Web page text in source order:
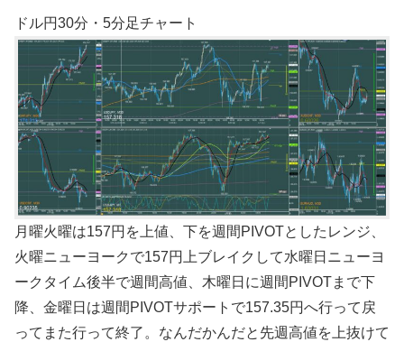
ドル円30分・5分足チャート
月曜火曜は157円を上値、下を週間PIVOTとしたレンジ、
火曜ニューヨークで157円上ブレイクして水曜日ニューヨ
ークタイム後半で週間高値、木曜日に週間PIVOTまで下
降、金曜日は週間PIVOTサポートで157.35円へ行って戻
ってまた行って終了。なんだかんだと先週高値を上抜けて